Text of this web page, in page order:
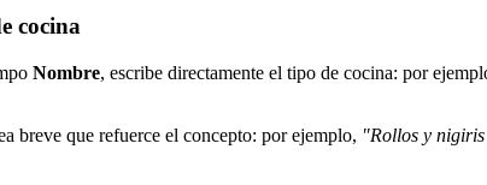
cocina
Nombre, escribe directamente el tipo de cocina: por
breve que refuerce el concepto: por ejemplo, "Rollos y